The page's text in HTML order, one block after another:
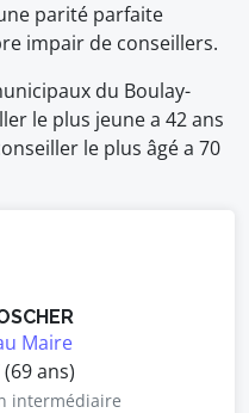
parité parfaite
impair de conseillers.
du Boulay-
le plus jeune a 42 ans
le plus âgé a 70
Maire
ans)
intermédiaire